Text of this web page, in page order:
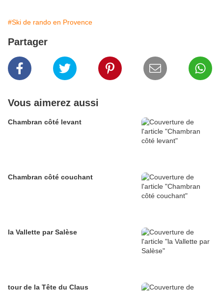
#Ski de rando en Provence
Partager
Vous aimerez aussi
Chambran côté levant
Chambran côté couchant
la Vallette par Salèse
tour de la Tête du Claus